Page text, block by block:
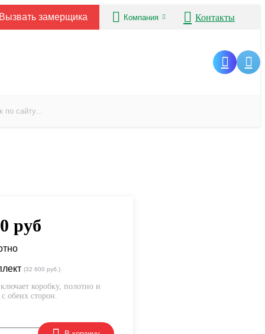
замерщика Компания Контакты
руб
(32 600 руб.)
коробку, полотно и
обеих сторон.